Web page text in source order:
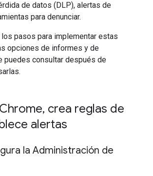
de datos (DLP), alertas de
para denunciar.
pasos para implementar estas
opciones de informes y de
puedes consultar después de
, crea reglas de
alertas
la Administración de